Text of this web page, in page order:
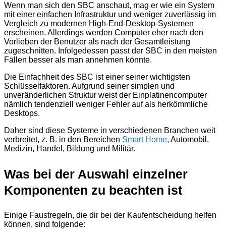
Wenn man sich den SBC anschaut, mag er wie ein System
mit einer einfachen Infrastruktur und weniger zuverlässig im
Vergleich zu modernen High-End-Desktop-Systemen
erscheinen. Allerdings werden Computer eher nach den
Vorlieben der Benutzer als nach der Gesamtleistung
zugeschnitten. Infolgedessen passt der SBC in den meisten
Fällen besser als man annehmen könnte.
Die Einfachheit des SBC ist einer seiner wichtigsten
Schlüsselfaktoren. Aufgrund seiner simplen und
unveränderlichen Struktur weist der Einplatinencomputer
nämlich tendenziell weniger Fehler auf als herkömmliche
Desktops.
Daher sind diese Systeme in verschiedenen Branchen weit
verbreitet, z. B. in den Bereichen Smart Home, Automobil,
Medizin, Handel, Bildung und Militär.
Was bei der Auswahl einzelner
Komponenten zu beachten ist
Einige Faustregeln, die dir bei der Kaufentscheidung helfen
können, sind folgende: